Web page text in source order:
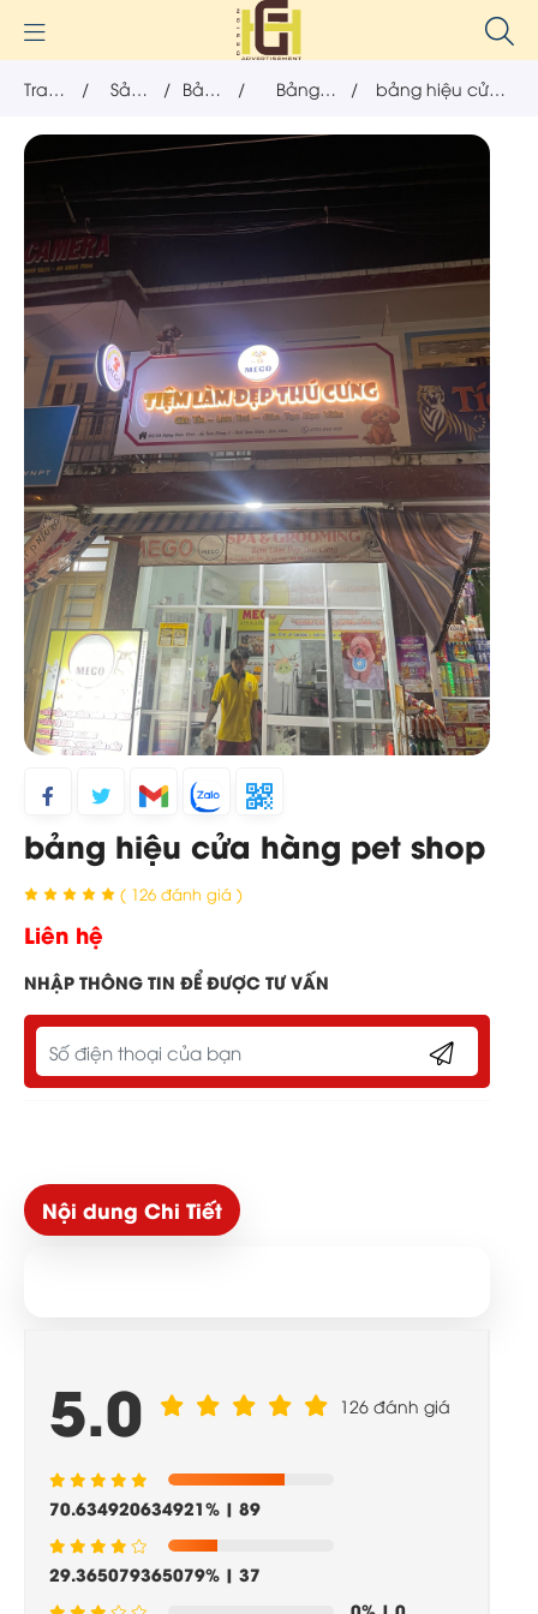
Trang
chủ
/
Sản
phẩm
/ Bảng
hiệu
/
Bảng
hiệu chữ
nổi
/
bảng hiệu cửa
hàng pet shop
bảng hiệu cửa hàng pet shop
( 126 đánh giá )
Liên hệ
NHẬP THÔNG TIN ĐỂ ĐƯỢC TƯ VẤN
Nội dung Chi Tiết
5.0 126 đánh giá
70.634920634921% | 89
29.365079365079% | 37